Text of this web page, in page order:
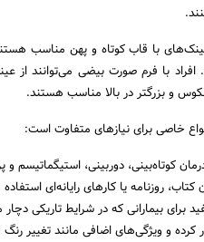
با قاب کوتاه و پهن مناسب
با فرم صورت بیضی می‌توانند از
و بزرگتر در بالا مناسب هستند.
خاصی برای نیازهای متفاوت است:
کوتاه‌بینی، دوربینی، استیگماتیسم
روزنامه یا کارهای رایانه‌ای
برای بیمارانی که در شرایط تاریکی
و ویژگی‌های اضافی مانند تغییر رنگ